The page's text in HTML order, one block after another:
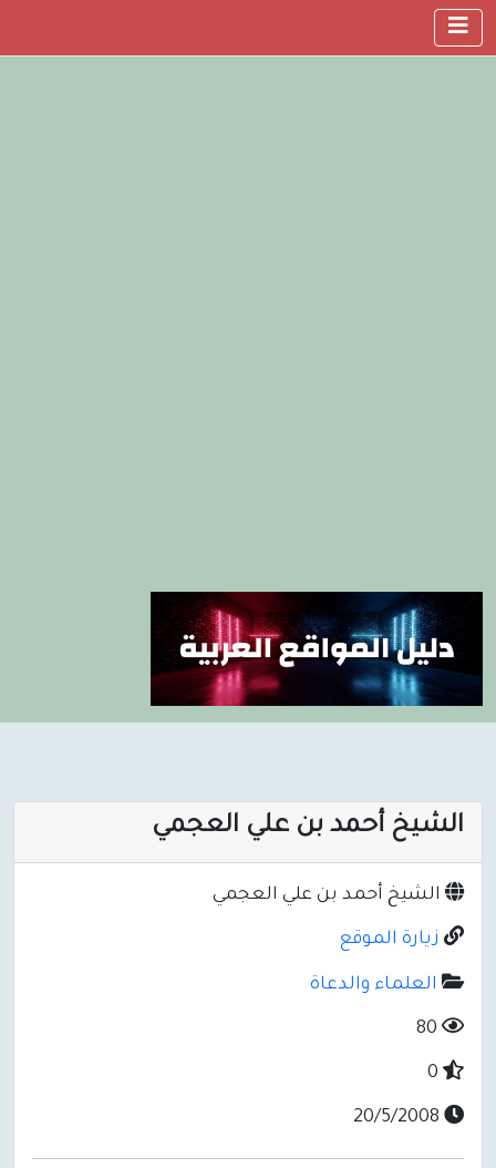
الشيخ أحمد بن علي العجمي
الشيخ أحمد بن علي العجمي
زيارة الموقع
العلماء والدعاة